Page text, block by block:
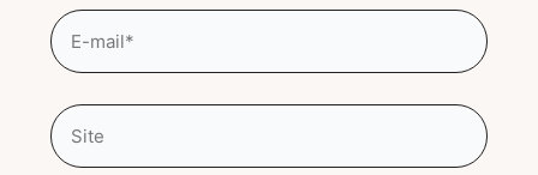
E-
mail*
Site